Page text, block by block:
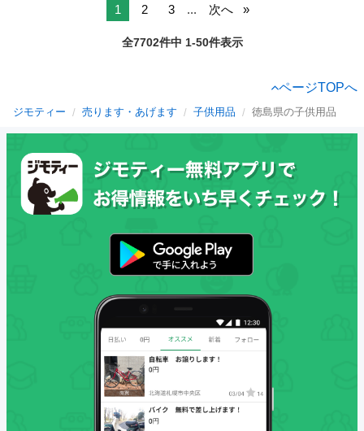
1 2 3 ... 次へ
全7702件中 1-50件表示
ページTOPへ
ジモティー 売ります・あげます 子供用品 徳島県の子供用品